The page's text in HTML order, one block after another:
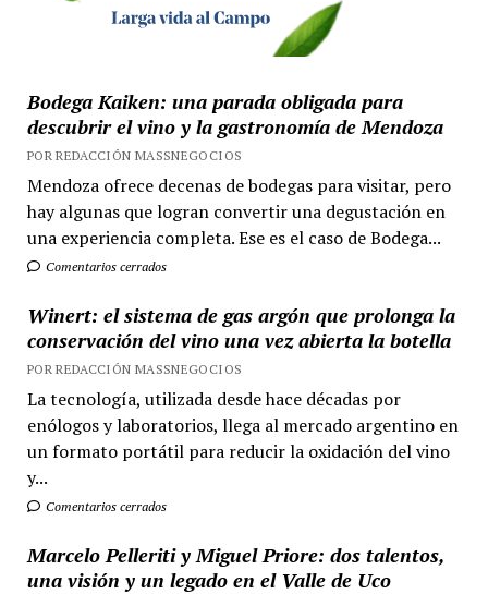
Bodega Kaiken: una parada obligada para
descubrir el vino y la gastronomía de Mendoza
POR REDACCIÓN MASSNEGOCIOS
Mendoza ofrece decenas de bodegas para visitar, pero
hay algunas que logran convertir una degustación en
una experiencia completa. Ese es el caso de Bodega...
Comentarios cerrados
Winert: el sistema de gas argón que prolonga la
conservación del vino una vez abierta la botella
POR REDACCIÓN MASSNEGOCIOS
La tecnología, utilizada desde hace décadas por
enólogos y laboratorios, llega al mercado argentino en
un formato portátil para reducir la oxidación del vino
y...
Comentarios cerrados
Marcelo Pelleriti y Miguel Priore: dos talentos,
una visión y un legado en el Valle de Uco